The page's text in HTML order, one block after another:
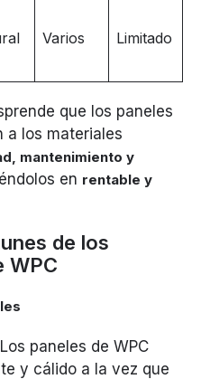
Varios Limitado
que los paneles
a los materiales
mantenimiento y
en rentable y
de los
WPC
paneles de WPC
y cálido a la vez que